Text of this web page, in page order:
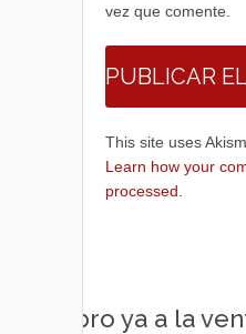
vez que comente.
This site uses
Learn how your
processed.
Libro ya a la